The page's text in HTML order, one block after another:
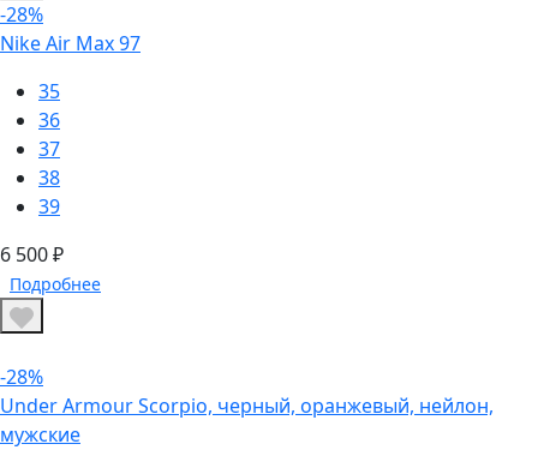
-28%
Nike Air Max 97
35
36
37
38
39
6 500 ₽
Подробнее
-28%
Under Armour Scorpio, черный, оранжевый, нейлон,
мужские